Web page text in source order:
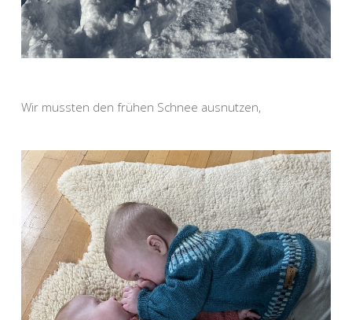
Wir mussten den frühen Schnee ausnutzen,